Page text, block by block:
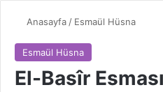
Anasayfa / Esmaül Hüsna
Esmaül Hüsna
El-Basîr